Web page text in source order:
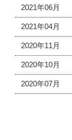
2021年06月
2021年04月
2020年11月
2020年10月
2020年07月